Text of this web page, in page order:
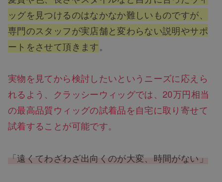
ッグを見つけるのはなかなか難しいものですが、
専門のスタッフが実店舗と変わらない説明やサポ
ートをさせて頂きます。
実物を見てから検討したいというニーズに応えら
れるよう、クラッシーウィッグでは、20万円相当
の最高品質ウィッグの試着品を自宅に取り寄せて
試着することが可能です。
「遠くてわざわざ出向くのが大変、時間がない」